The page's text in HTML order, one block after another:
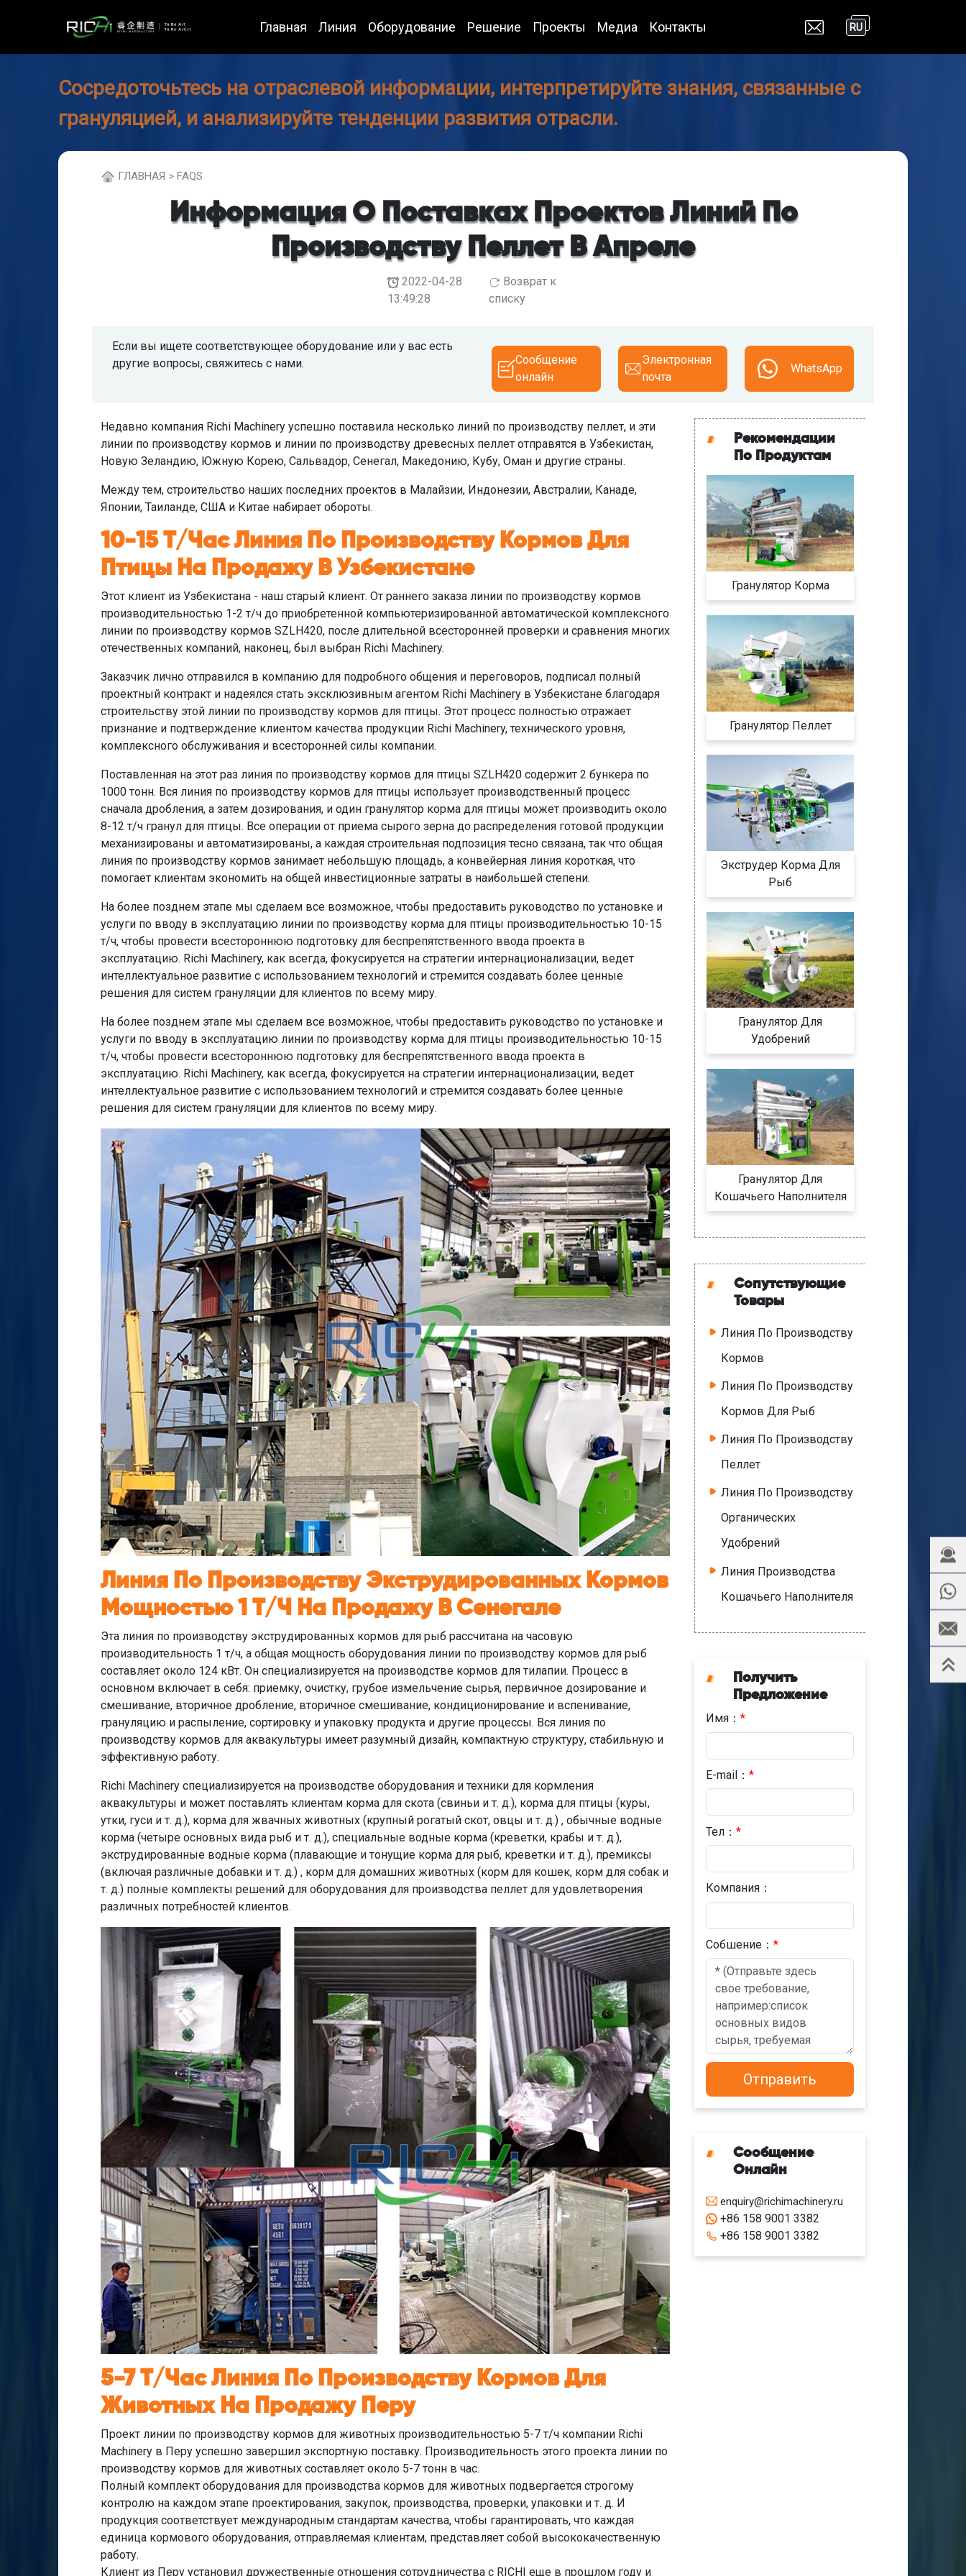
Главная Линия Оборудование Решение Проекты Медиа Контакты RU
Сосредоточьтесь на отраслевой информации, интерпретируйте знания, связанные с
грануляцией, и анализируйте тенденции развития отрасли.
ГЛABHAЯ > FAQS
Информация О Поставках Проектов Линий По
Производству Пеллет В Апреле
2022-04-28
13:49:28
Возврат к
списку
Если вы ищете соответствующее оборудование или у вас есть
другие вопросы, свяжитесь с нами.
Сообщение
онлайн
Электронная
почта
WhatsApp
Недавно компания Richi Machinery успешно поставила несколько линий по производству пеллет, и эти
линии по производству кормов и линии по производству древесных пеллет отправятся в Узбекистан,
Новую Зеландию, Южную Корею, Сальвадор, Сенегал, Македонию, Кубу, Оман и другие страны.
Между тем, строительство наших последних проектов в Малайзии, Индонезии, Австралии, Канаде,
Японии, Таиланде, США и Китае набирает обороты.
10-15 Т/час Линия По Производству Кормов Для
Птицы На Продажу В Узбекистане
Этот клиент из Узбекистана - наш старый клиент. От раннего заказа линии по производству кормов
производительностью 1-2 т/ч до приобретенной компьютеризированной автоматической комплексного
линии по производству кормов SZLH420, после длительной всесторонней проверки и сравнения многих
отечественных компаний, наконец, был выбран Richi Machinery.
Заказчик лично отправился в компанию для подробного общения и переговоров, подписал полный
проектный контракт и надеялся стать эксклюзивным агентом Richi Machinery в Узбекистане благодаря
строительству этой линии по производству кормов для птицы. Этот процесс полностью отражает
признание и подтверждение клиентом качества продукции Richi Machinery, технического уровня,
комплексного обслуживания и всесторонней силы компании.
Поставленная на этот раз линия по производству кормов для птицы SZLH420 содержит 2 бункера по
1000 тонн. Вся линия по производству кормов для птицы использует производственный процесс
сначала дробления, а затем дозирования, и один гранулятор корма для птицы может производить около
8-12 т/ч гранул для птицы. Все операции от приема сырого зерна до распределения готовой продукции
механизированы и автоматизированы, а каждая строительная подпозиция тесно связана, так что общая
линия по производству кормов занимает небольшую площадь, а конвейерная линия короткая, что
помогает клиентам экономить на общей инвестиционные затраты в наибольшей степени.
На более позднем этапе мы сделаем все возможное, чтобы предоставить руководство по установке и
услуги по вводу в эксплуатацию линии по производству корма для птицы производительностью 10-15
т/ч, чтобы провести всестороннюю подготовку для беспрепятственного ввода проекта в
эксплуатацию. Richi Machinery, как всегда, фокусируется на стратегии интернационализации, ведет
интеллектуальное развитие с использованием технологий и стремится создавать более ценные
решения для систем грануляции для клиентов по всему миру.
На более позднем этапе мы сделаем все возможное, чтобы предоставить руководство по установке и
услуги по вводу в эксплуатацию линии по производству корма для птицы производительностью 10-15
т/ч, чтобы провести всестороннюю подготовку для беспрепятственного ввода проекта в
эксплуатацию. Richi Machinery, как всегда, фокусируется на стратегии интернационализации, ведет
интеллектуальное развитие с использованием технологий и стремится создавать более ценные
решения для систем грануляции для клиентов по всему миру.
Линия По Производству Экструдированных Кормов
Мощностью 1 Т/ч На Продажу В Сенегале
Эта линия по производству экструдированных кормов для рыб рассчитана на часовую
производительность 1 т/ч, а общая мощность оборудования линии по производству кормов для рыб
составляет около 124 кВт. Он специализируется на производстве кормов для тилапии. Процесс в
основном включает в себя: приемку, очистку, грубое измельчение сырья, первичное дозирование и
смешивание, вторичное дробление, вторичное смешивание, кондиционирование и вспенивание,
грануляцию и распыление, сортировку и упаковку продукта и другие процессы. Вся линия по
производству кормов для аквакультуры имеет разумный дизайн, компактную структуру, стабильную и
эффективную работу.
Richi Machinery специализируется на производстве оборудования и техники для кормления
аквакультуры и может поставлять клиентам корма для скота (свиньи и т. д.), корма для птицы (куры,
утки, гуси и т. д.), корма для жвачных животных (крупный рогатый скот, овцы и т. д.) , обычные водные
корма (четыре основных вида рыб и т. д.), специальные водные корма (креветки, крабы и т. д.),
экструдированные водные корма (плавающие и тонущие корма для рыб, креветки и т. д.), премиксы
(включая различные добавки и т. д.) , корм для домашних животных (корм для кошек, корм для собак и
т. д.) полные комплекты решений для оборудования для производства пеллет для удовлетворения
различных потребностей клиентов.
5-7 Т/час Линия По Производству Кормов Для
Животных На Продажу Перу
Проект линии по производству кормов для животных производительностью 5-7 т/ч компании Richi
Machinery в Перу успешно завершил экспортную поставку. Производительность этого проекта линии по
производству кормов для животных составляет около 5-7 тонн в час.
Полный комплект оборудования для производства кормов для животных подвергается строгому
контролю на каждом этапе проектирования, закупок, производства, проверки, упаковки и т. д. И
продукция соответствует международным стандартам качества, чтобы гарантировать, что каждая
единица кормового оборудования, отправляемая клиентам, представляет собой высококачественную
работу.
Клиент из Перу установил дружественные отношения сотрудничества с RICHI еще в прошлом году и
Рекомендации
По Продуктам
Гранулятор Корма
Гранулятор Пеллет
Экструдер Корма Для
Рыб
Гранулятор Для
Удобрений
Гранулятор Для
Кошачьего Наполнителя
Сопутствующие
Товары
Линия По Производству
Кормов
Линия По Производству
Кормов Для Рыб
Линия По Производству
Пеллет
Линия По Производству
Органических
Удобрений
Линия Производства
Кошачьего Наполнителя
Получить
Предложение
Имя：*
E-mail：*
Тел：*
Компания：
Cобшениe：*
Сообщение
Онлайн
enquiry@richimachinery.ru
+86 158 9001 3382
+86 158 9001 3382